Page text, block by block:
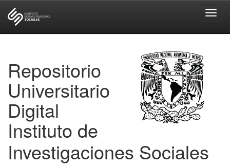
Repositorio
Universitario
Digital
Instituto de
Investigaciones Sociales